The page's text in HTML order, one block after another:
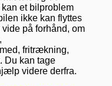
et bilproblem
ikke kan flyttes
på forhånd, om
fritrækning,
Du kan tage
videre derfra.